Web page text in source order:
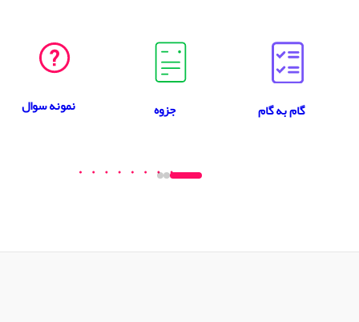
گام به گام جزوه نمونه سوال